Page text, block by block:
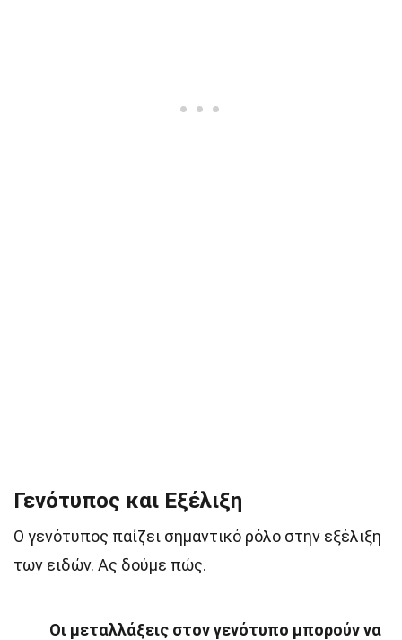
Γενότυπος και Εξέλιξη
Ο γενότυπος παίζει σημαντικό ρόλο στην εξέλιξη
των ειδών. Ας δούμε πώς.
Οι μεταλλάξεις στον γενότυπο μπορούν να